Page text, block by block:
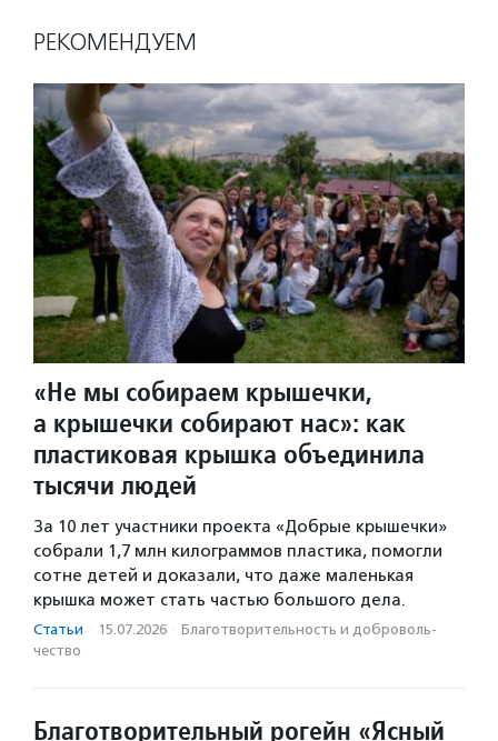
РЕКОМЕНДУЕМ
«Не мы собираем крышечки,
а крышечки собирают нас»: как
пластиковая крышка объединила
тысячи людей
За 10 лет участники проекта «Добрые крышечки»
собрали 1,7 млн килограммов пластика, помогли
сотне детей и доказали, что даже маленькая
крышка может стать частью большого дела.
Статьи · 15.07.2026 · Благотвори­тель­ность и доброволь­
чест­во
Благотворительный рогейн «Ясный